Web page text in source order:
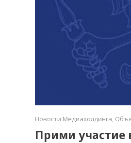
Новости Медиахолдинга,
Прими участие